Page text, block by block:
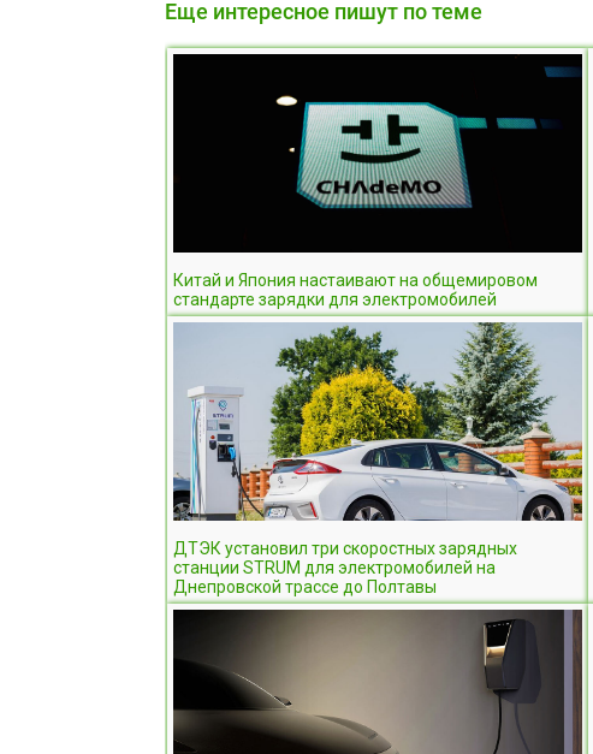
Еще интересное пишут по теме
Китай и Япония настаивают на общемировом
стандарте зарядки для электромобилей
ДТЭК установил три скоростных зарядных
станции STRUM для электромобилей на
Днепровской трассе до Полтавы